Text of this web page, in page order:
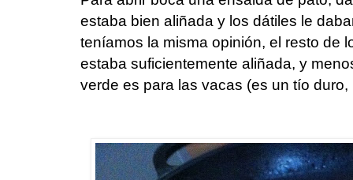
estaba bien aliñada y los dátiles le
teníamos la misma opinión, el resto de
estaba suficientemente aliñada, y
verde es para las vacas (es un tío duro,